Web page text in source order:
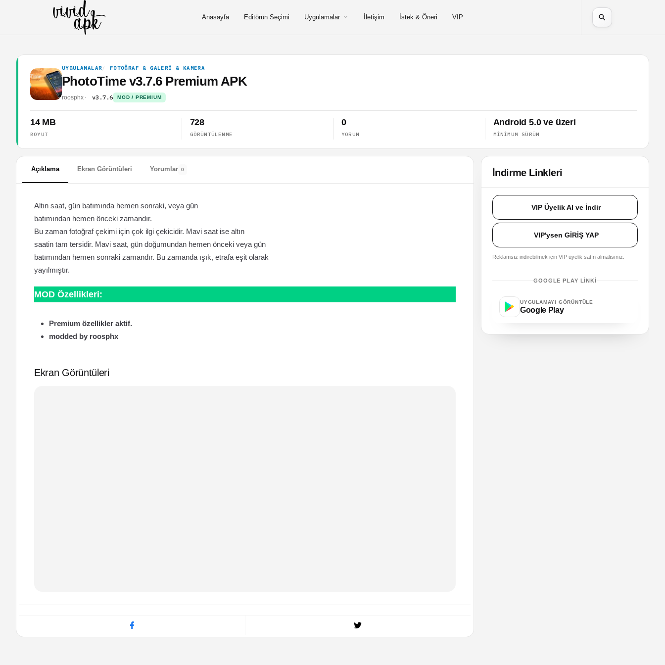
Anasayfa Editörün Seçimi Uygulamalar İletişim İstek & Öneri VIP
UYGULAMALAR FOTOĞRAF & GALERI & KAMERA
PhotoTime v3.7.6 Premium APK
roosphx v3.7.6 MOD / PREMIUM
14 MB
BOYUT
728
GÖRÜNTÜLENME
0
YORUM
Android 5.0 ve üzeri
MINIMUM SÜRÜM
Açıklama Ekran Görüntüleri Yorumlar 0
Altın saat, gün batımında hemen sonraki, veya gün
batımından hemen önceki zamandır.
Bu zaman fotoğraf çekimi için çok ilgi çekicidir. Mavi saat ise altın
saatin tam tersidir. Mavi saat, gün doğumundan hemen önceki veya gün
batımından hemen sonraki zamandır. Bu zamanda ışık, etrafa eşit olarak
yayılmıştır.
MOD Özellikleri:
Premium özellikler aktif.
modded by roosphx
Ekran Görüntüleri
İndirme Linkleri
VIP Üyelik Al ve İndir
VIP'ysen GİRİŞ YAP
Reklamsız indirebilmek için VIP üyelik satın almalısınız.
GOOGLE PLAY LINKI
UYGULAMAYI GÖRÜNTÜLE
Google Play